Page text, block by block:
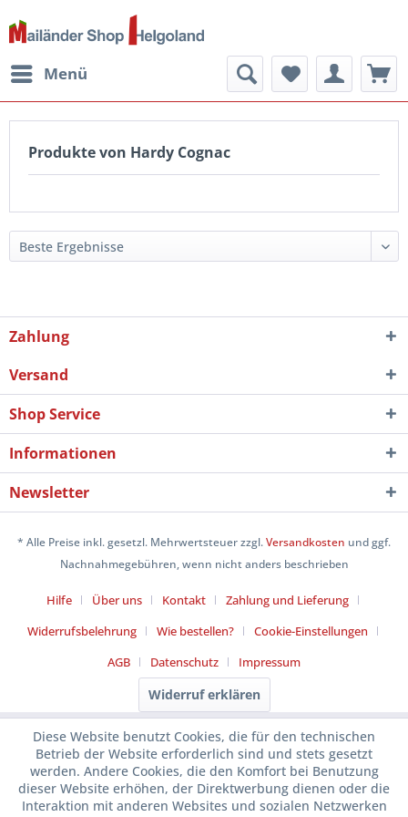
Menü
Produkte von Hardy Cognac
Zahlung
Versand
Shop Service
Informationen
Newsletter
* Alle Preise inkl. gesetzl. Mehrwertsteuer zzgl.Versandkosten und ggf.
Nachnahmegebühren, wenn nicht anders beschrieben
Hilfe Über uns Kontakt
Zahlung und Lieferung
Widerrufsbelehrung
Wie bestellen?
Cookie-Einstellungen
AGB
Datenschutz Impressum
Widerruf erklären
Diese Website benutzt Cookies, die für den technischen
Betrieb der Website erforderlich sind und stets gesetzt
werden. Andere Cookies, die den Komfort bei Benutzung
dieser Website erhöhen, der Direktwerbung dienen oder die
Interaktion mit anderen Websites und sozialen Netzwerken